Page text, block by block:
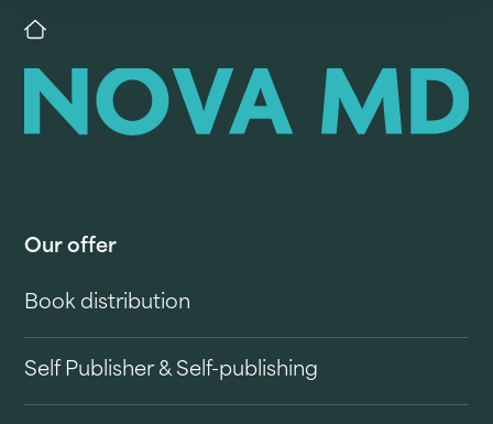
Our offer
Book distribution
Self Publisher & Self-publishing